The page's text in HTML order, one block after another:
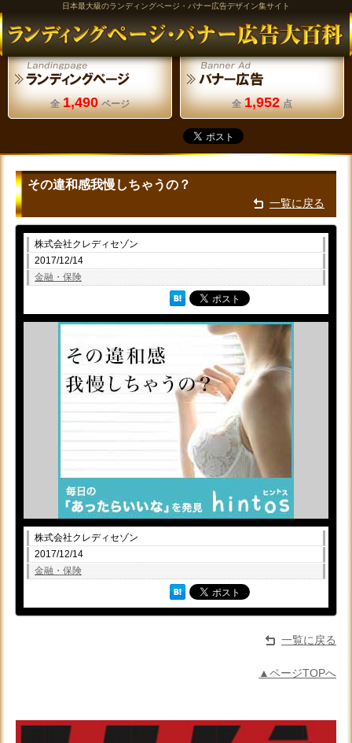
日本最大級のランディングページ・バナー広告デザイン集サイト
全 1,490 ページ 全 1,952 点
その違和感我慢しちゃうの？
一覧に戻る
株式会社クレディセゾン
2017/12/14
金融・保険
株式会社クレディセゾン
2017/12/14
金融・保険
一覧に戻る
▲ページTOPへ